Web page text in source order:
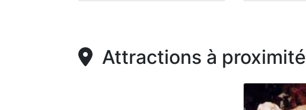
Attractions à proximité